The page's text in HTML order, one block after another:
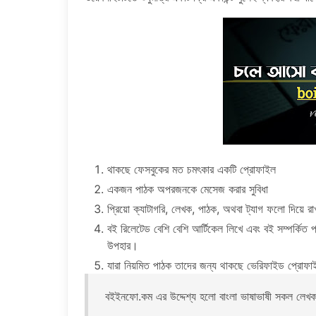
থাকছে ফেসবুকের মত চমৎকার একটি প্রোফাইল
একজন পাঠক অপরজনকে মেসেজ করার সুবিধা
প্রিয়ো ক্যাটাগরি, লেখক, পাঠক, অথবা ট্যাগ ফলো দিয়ে
বই রিলেটেড বেশি বেশি আর্টিকেল লিখে এবং বই
উপহার।
যারা নিয়মিত পাঠক তাদের জন্য থাকছে ভেরিফাইড
বইইনফো.কম এর উদ্দেশ্য হলো বাংলা ভাষাভাষী সকল